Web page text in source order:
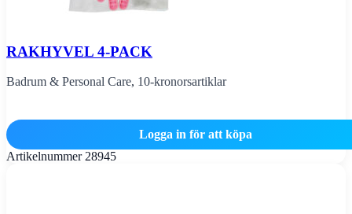
RAKHYVEL 4-PACK
Badrum & Personal Care, 10-kronorsartiklar
Logga in för att köpa
Artikelnummer 28945